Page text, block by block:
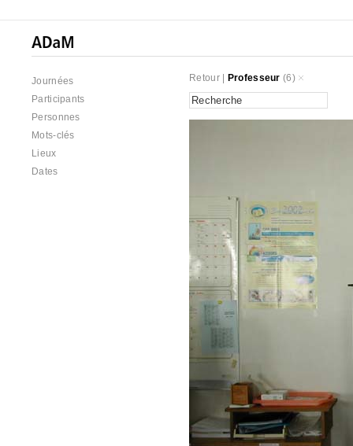
Journées
Participants
Personnes
Mots-clés
Lieux
Dates
Retour| Professeur (6)